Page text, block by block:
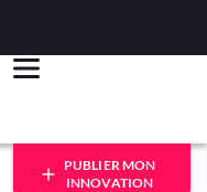
PUBLIER MON
INNOVATION